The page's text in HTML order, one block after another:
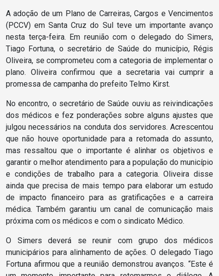
A adoção de um Plano de Carreiras, Cargos e Vencimentos
(PCCV) em Santa Cruz do Sul teve um importante avanço
nesta terça-feira. Em reunião com o delegado do Simers,
Tiago Fortuna, o secretário de Saúde do município, Régis
Oliveira, se comprometeu com a categoria de implementar o
plano. Oliveira confirmou que a secretaria vai cumprir a
promessa de campanha do prefeito Telmo Kirst.
No encontro, o secretário de Saúde ouviu as reivindicações
dos médicos e fez ponderações sobre alguns ajustes que
julgou necessários na conduta dos servidores. Acrescentou
que não houve oportunidade para a retomada do assunto,
mas ressaltou que o importante é alinhar os objetivos e
garantir o melhor atendimento para a população do município
e condições de trabalho para a categoria. Oliveira disse
ainda que precisa de mais tempo para elaborar um estudo
de impacto financeiro para as gratificações e a carreira
médica. Também garantiu um canal de comunicação mais
próxima com os médicos e com o sindicato Médico.
O Simers deverá se reunir com grupo dos médicos
municipários para alinhamento de ações. O delegado Tiago
Fortuna afirmou que a reunião demonstrou avanços. “Este é